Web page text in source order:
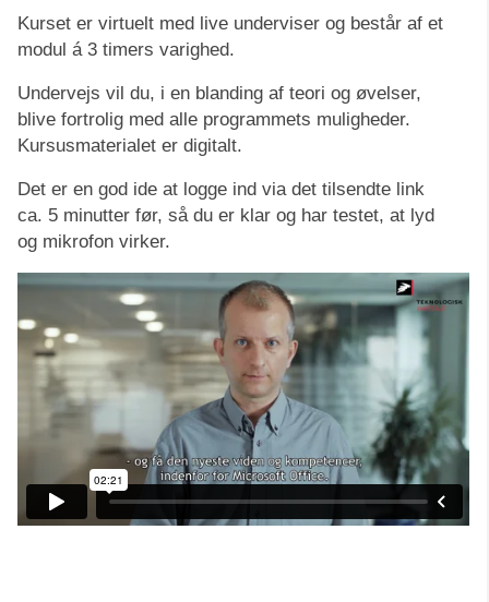
Kurset er virtuelt med live underviser og består af et
modul á 3 timers varighed.
Undervejs vil du, i en blanding af teori og øvelser,
blive fortrolig med alle programmets muligheder.
Kursusmaterialet er digitalt.
Det er en god ide at logge ind via det tilsendte link
ca. 5 minutter før, så du er klar og har testet, at lyd
og mikrofon virker.